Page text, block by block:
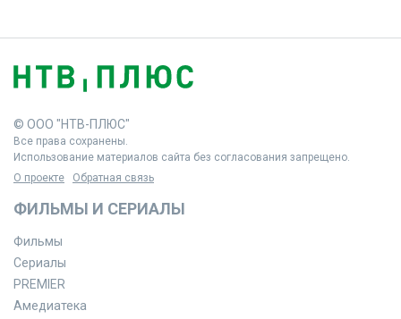
© ООО "НТВ-ПЛЮС"
Все права сохранены.
Использование материалов сайта без согласования запрещено.
О проекте
Обратная связь
ФИЛЬМЫ И СЕРИАЛЫ
Фильмы
Сериалы
PREMIER
Амедиатека